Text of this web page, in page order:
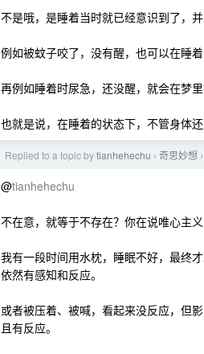
不是哦，是睡着当时就已经意识到了，并
例如被蚊子咬了，没有醒，也可以在睡着
再例如睡着时尿急，还没醒，就会在梦里
也就是说，在睡着的状态下，不管身体还
Replied to a topic bytianhehechu › 奇思妙想 ›
@tianhehechu
不在意，就等于不存在？你在说唯心主义
我有一段时间用水枕，睡眠不好，最终
依然有感知和反应。
或者被压着、被喊，看起来没反应，但
且有反应。